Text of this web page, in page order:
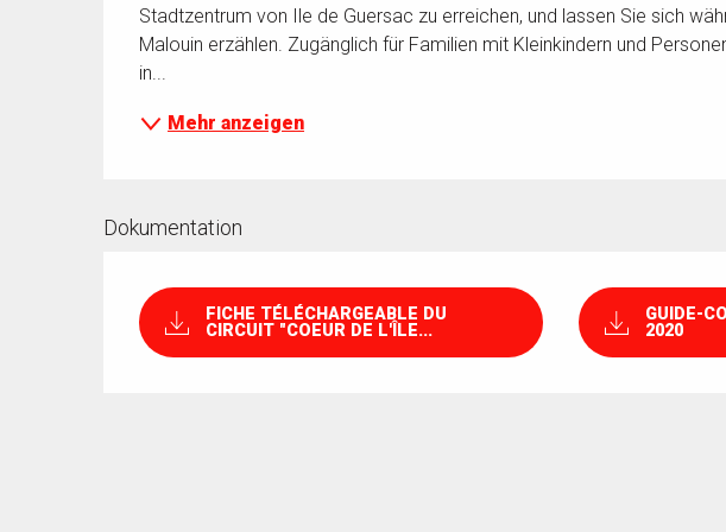
Stadtzentrum von Ile de Guersac zu erreichen, und lassen Sie sich
Malouin erzählen. Zugänglich für Familien mit Kleinkindern und
in...
Mehr anzeigen
Dokumentation
FICHE TÉLÉCHARGEABLE DU
CIRCUIT "COEUR DE L'ÎLE...
GUIDE-
2020